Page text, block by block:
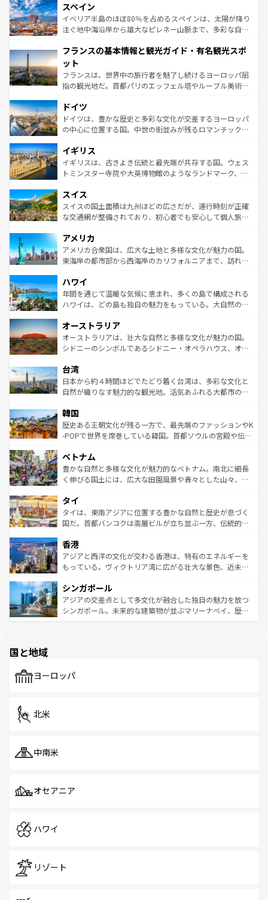
ろん、トスカーナの美しい田園風景やアマルフィ海岸の絶
景など、自然景観も見逃せない。観光の合間には、本場の
ピザやパスタなど、絶品のイタリア料理を堪能することも
ませてくれるイタリアで、忘れられない旅をしてみよう！
なお、新着のイタリア情報は
しい。
スペイン
イベリア半島のほぼ80％を占めるスペインは、太陽が降り
注ぐ地中海沿岸から雄大なピレネー山脈まで、多彩な自然
文化が根付くこの国では、情熱的なフラメンコ、熱気あふ
れる闘牛、そして美味しいタパスが生活の一部となってい
る。首都マドリードの洗練された雰囲気や、バルセロナの
アートに溢れた街角から、地方では古代ローマ遺跡や中世
せる。地方によって風土や気候が異なるスペインはその個
性で訪れる人を魅了する。 なお、新着のスペイン情報は コ
ンテンツ一覧を参照してほしい。
フランスの基本情報と観光ガイド・有名観光スポ
ット
フランスは、世界中の旅行者を魅了し続けるヨーロッパ屈
指の観光地だ。首都パリのエッフェル塔やルーブル美術館
で、幅広い魅力が詰まっている。華麗な宮殿、歴史的な大
聖堂、美しいビーチ、そして豊かな自然が、訪れる者を心
から魅了する。また、フランスは美食の国としても知ら
いる。シャンパンの発祥地であるランス、プロヴァンスの
香り高いラベンダー畑など、多彩な楽しみ方が可能だ。さ
らに、パリ以外の地域にも魅力が溢れており、どの街角に
れる地方に足を運ぶとそれぞれで全く異なる文化を体験で
きるだろう。 なお、新着のフランス情報はコンテンツ一覧
を参照してほしい。
ドイツ
ドイツは、豊かな歴史と多彩な文化が交差するヨーロッパ
の中心に位置する国。中世の街並みが残るロマンチック街
顔を持つこの国は、どこを歩いても飽きることがない。ベ
ルリンの文化的活気、バイエルン州のアルプスの絶景、そ
してライン川沿いのワイン畑といった風景は必見。ビール
は、お酒好きな人にはぜひ体験してほしい。 なお、新着の
ドイツ情報はコンテンツ一覧を参照してほしい。
イギリス
イギリスは、古きよき伝統と最先端が共存する国。ウェス
トミンスター寺院や大英博物館のようなランドマーク、歴
リアごとに異なる魅力がある。また、優雅なアフタヌーン
ティー、ビール好きにはたまらない英国パブ、サッカー観
戦など、本場だからこそできる体験も豊富。イギリスを旅
ンツ一覧を参照してほしい。
スイス
スイスの国土面積は九州ほどの広さだが、運行時刻が正確
な交通網が整備されており、初心者でも安心して個人旅行
の建物がそのまま残る町や、スイスならではのユニークな
博物館もあり、アルプス観光だけでなく町歩きも満喫する
ことができる。国民の所得が高いため物価も高いが、旅行
ば市内交通費無料で観光を楽しむこともできる。 なお、新
着のスイス情報はコンテンツ一覧 を参照してほしい。
アメリカ
アメリカ合衆国は、広大な土地と多様な文化が魅力の国。
東海岸の都市部から西海岸のカリフォルニアまで、訪れる
のような巨大都市は、観光、ショッピング、エンターテイ
ンメントが詰まった刺激的なスポットだ。一方、アメリカ
西部には大自然が広がり、グランドキャニオンやイエロー
部のニューオーリンズでは、音楽と美食が融合した独特の
文化が魅力。旅行者はアメリカの各地域で異なる魅力を楽
しみながら、その多様性と豊かな歴史を感じることができ
ならではの贅沢な旅のスタイルだ。 なお、新着のアメリカ
情報はコンテンツ一覧を参照してほしい。
ハワイ
年間を通じて温暖な気候に恵まれ、多くの島で構成される
ハワイは、どの島も独自の魅力をもっている。大自然の神
ワイ島は見逃せない。また、定番の観光地といえばオアフ
島だが、静かな自然を求めるならマウイ島やカウアイ島が
おすすめ。エメラルドグリーンに輝く海をはじめ、豊かな
れるおもてなしの心で訪れる人々を迎えてくれるハワイの
人々、おいしいローカルフードやハワイアンミュージッ
ク、伝統的なフラダンスなど、すべてがハワイの魅力を彩
ワイを、存分に味わってほしい。 なお、新着のハワイ情報
はコンテンツ一覧を参照してほしい。
オーストラリア
オーストラリアは、壮大な自然と多様な文化が魅力の国。
シドニーのシンボルであるシドニー・オペラハウス、オー
リアリーフや大陸中央部にそびえるウルル（エアーズロッ
ク）、タスマニアの美しい原生林やケアンズの熱帯雨林な
ど、見どころがたくさん。また、カフェやワイン、オージ
いる。アクティビティも充実しており、サーフィンやダイ
ビング、ハイキングなど、アウトドア好きにはたまらな
い。オーストラリアの多彩な魅力を存分に味わいつくそ
参照してほしい。
台湾
日本から約４時間ほどでたどり着く台湾は、多彩な文化と
自然が織りなす魅力的な観光地。活気あふれる大都市の台
ン）、静ひつな山岳地帯である台湾東部など、都市の喧騒
と山間の静けさが共存しており、訪れる人に新しい発見と
驚きをもたらしてくれる。また、奥深い台湾の食文化も魅
容にもいいと評判のスイーツなど、バラエティ豊かな料理
が味わえる。 なお、新着の台湾情報は コンテンツ一覧を参
照してほしい。
韓国
歴史ある王朝文化が残る一方で、最先端のファッションやK
-POPで世界を席巻している韓国。首都ソウルの宮殿や伝統
き、地方に足を延ばせば四季折々の自然美を楽しむことが
できる。そして、キムチや焼肉、絶品のストリートフード
まで、さまざまな韓国料理が待っている。夜には、韓国な
リティに包まれながら、韓国の多彩な魅力を心ゆくまで味
わってみてほしい。 なお、新着の韓国情報はコンテンツ一
覧を参照してほしい。
ベトナム
豊かな自然と多様な文化が魅力的なベトナム。南北に細長
く伸びる国土には、広大な田園風景や青々とした山々、世
急速な発展と共に伝統が息づく。ハノイの古い町並みやホ
ーチミン市のフランス統治時代の建物も、独特の雰囲気を
醸し出している。また、バラエティの豊かさとおいしさで
とつ。フォーやバインミー、ベトナムコーヒーなどは、ぜ
ひ現地で味わいたい。どの地域を訪れてもあたたかい人々
が旅行者を迎えてくれるので、きっと忘れられない旅にな
参照してほしい。
タイ
タイは、東南アジアに位置する豊かな自然と歴史が息づく
国だ。首都バンコクは高層ビルが立ち並ぶ一方、伝統的な
の活気が交差している。北部ではチェンマイなどの山岳地
帯で自然と触れ合い、南部ではプーケットやクラビの美し
いビーチでリゾート気分を楽しむことができる。タイ料理
激する。気候は一年中温暖で、どの季節にも異なる楽しみ
が待っている。親しみやすいタイの人々、仏教を中心とし
た文化、そして多様な観光資源が、訪れる旅人を魅了し続
香港
アジアと西洋の文化が交わる香港は、特有のエネルギーを
もっている。ヴィクトリア湾に広がる壮大な景色、近未来
み、どこを訪れても感動するはず。観光スポットが密集し
ており、効率よく見どころを回れるのも魅力。息をのむよ
うな絶景から文化的な体験まで、香港を存分に楽しみ尽く
シンガポール
アジアの交差点として多文化が融合した独自の魅力を放つ
シンガポール。未来的な建築物が並ぶマリーナベイ、歴史
で、ホーカーズは地元の風情を楽しめる外せないスポット
国と地域
ヨーロッパ
北米
中南米
オセアニア
ハワイ
リゾート